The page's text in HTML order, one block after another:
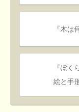
『木
『ぼく
絵と手